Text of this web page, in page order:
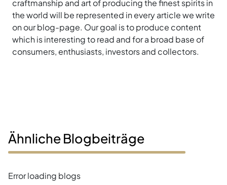
craftmanship and art of producing the finest spirits in
the world will be represented in every article we write
on our blog-page. Our goal is to produce content
which is interesting to read and for a broad base of
consumers, enthusiasts, investors and collectors.
Ähnliche Blogbeiträge
Error loading blogs